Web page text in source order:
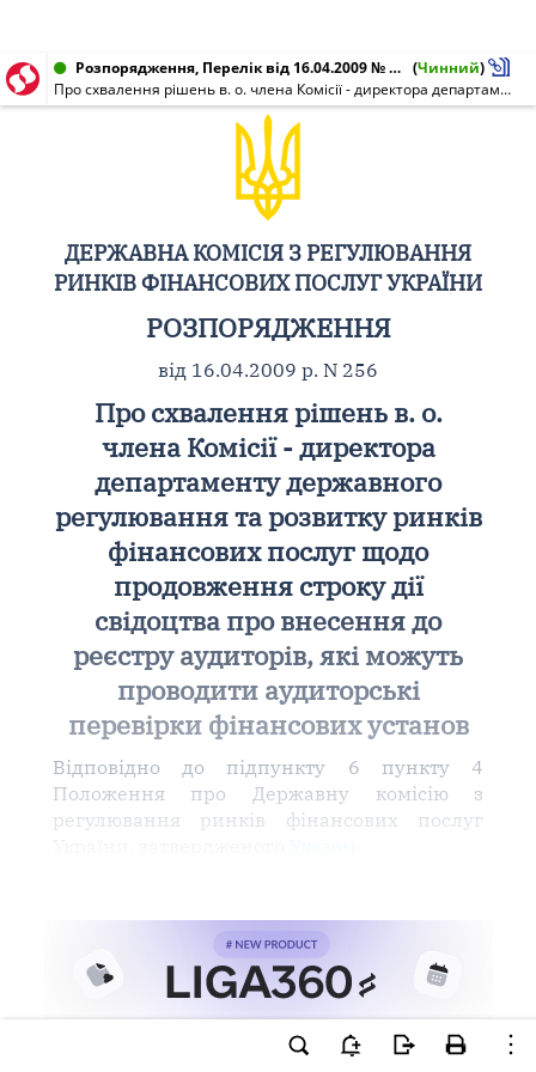
Розпорядження, Перелік від 16.04.2009 № 256 (Чинний)
Про схвалення рішень в. о. члена Комісії - директора департаменту державного регулювання та розвитку ринків фінансових послуг щодо продовження строку дії свідоцтва про внесення до реєстру аудиторів, які можуть проводити аудиторські перевірки фінансових установ
ДЕРЖАВНА КОМІСІЯ З РЕГУЛЮВАННЯ
РИНКІВ ФІНАНСОВИХ ПОСЛУГ УКРАЇНИ
РОЗПОРЯДЖЕННЯ
від 16.04.2009 р. N 256
Про схвалення рішень в. о.
члена Комісії - директора
департаменту державного
регулювання та розвитку ринків
фінансових послуг щодо
продовження строку дії
свідоцтва про внесення до
реєстру аудиторів, які можуть
проводити аудиторські
перевірки фінансових установ
Відповідно до підпункту 6 пункту 4
Положення про Державну комісію з
регулювання ринків фінансових послуг